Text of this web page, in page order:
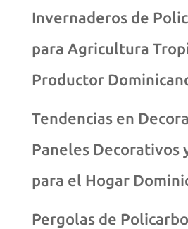
Invernaderos de
para Agricultura
Productor
Tendencias en
Paneles Decorativos
para el Hogar
Pergolas de